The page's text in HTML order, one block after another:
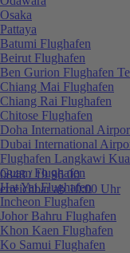
0848 / 19 96 00
erreichbar ab 10:00 Uhr
Osaka
Pattaya
Batumi Flughafen
Beirut Flughafen
Ben Gurion Flughafen
Chiang Mai Flughafen
Chiang Rai Flughafen
Chitose Flughafen
Doha International
Dubai International
Flughafen Langkawi
Guam Flughafen
Hat Yai Flughafen
Incheon Flughafen
Johor Bahru Flughafen
Khon Kaen Flughafen
Ko Samui Flughafen